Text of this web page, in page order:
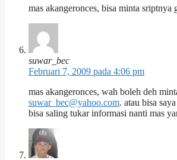
mas akangeronces, bisa minta sriptnya
suwar_bec
Februari 7, 2009 pada 4:06 pm
mas akangeronces, wah boleh deh
suwar_bec@yahoo.com. atau bisa
bisa saling tukar informasi nanti mas